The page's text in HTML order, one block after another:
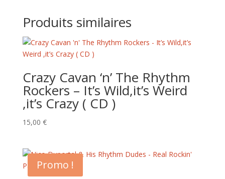
Produits similaires
Crazy Cavan ‘n’ The Rhythm
Rockers – It’s Wild,it’s Weird
,it’s Crazy ( CD )
15,00 €
Promo !